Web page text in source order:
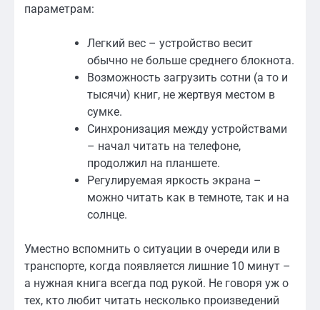
параметрам:
Легкий вес – устройство весит
обычно не больше среднего блокнота.
Возможность загрузить сотни (а то и
тысячи) книг, не жертвуя местом в
сумке.
Синхронизация между устройствами
– начал читать на телефоне,
продолжил на планшете.
Регулируемая яркость экрана –
можно читать как в темноте, так и на
солнце.
Уместно вспомнить о ситуации в очереди или в
транспорте, когда появляется лишние 10 минут –
а нужная книга всегда под рукой. Не говоря уж о
тех, кто любит читать несколько произведений